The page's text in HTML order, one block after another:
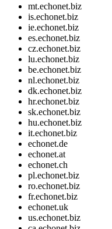
mt.echonet.biz
is.echonet.biz
ie.echonet.biz
es.echonet.biz
cz.echonet.biz
lu.echonet.biz
be.echonet.biz
nl.echonet.biz
dk.echonet.biz
hr.echonet.biz
sk.echonet.biz
hu.echonet.biz
it.echonet.biz
echonet.de
echonet.at
echonet.ch
pl.echonet.biz
ro.echonet.biz
fr.echonet.biz
echonet.uk
us.echonet.biz